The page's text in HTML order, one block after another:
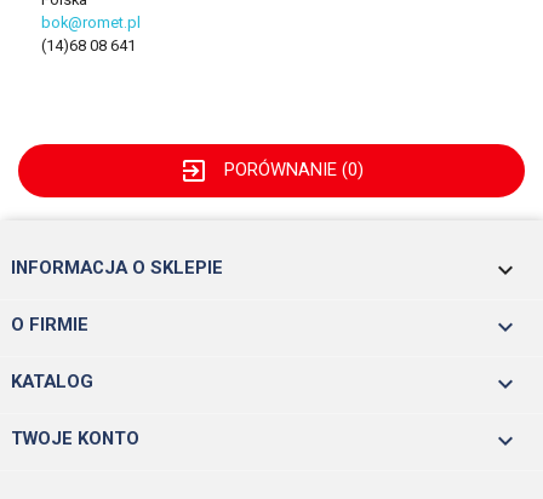
bok@romet.pl
(14)68 08 641
exit_to_app PORÓWNANIE (0)
INFORMACJA O SKLEPIE keyboard_arrow_down
O FIRMIE 
KATALOG 
TWOJE KONTO 